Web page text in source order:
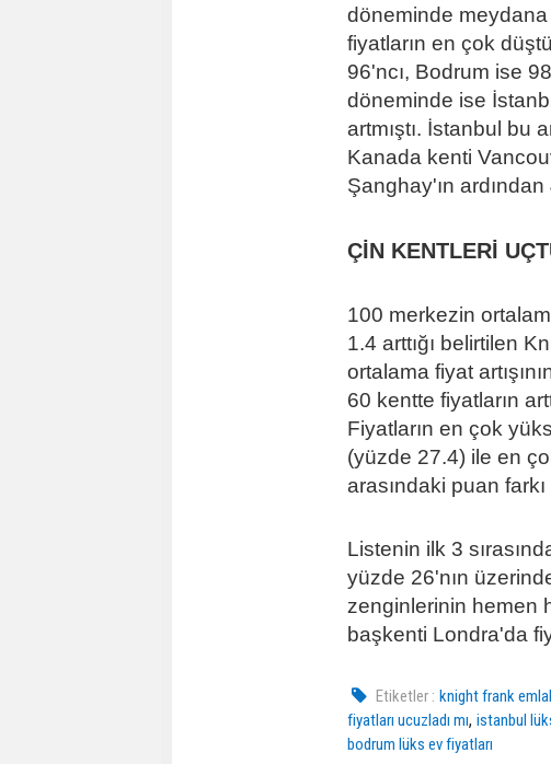
döneminde
fiyatların en çok
96'ncı, Bodrum ise
döneminde ise
artmıştı. İstanbul bu
Kanada kenti
Şanghay'ın
ÇİN KENTLERİ
100 merkezin
1.4 arttığı belirtilen
ortalama fiyat
60 kentte fiyatların
Fiyatların en çok
(yüzde 27.4) ile en
arasındaki puan
Listenin ilk 3
yüzde 26'nın
zenginlerinin hemen
başkenti Londra'da
Etiketler : knight frank
fiyatları ucuzladı mı, istanbul
bodrum lüks ev fiyatları